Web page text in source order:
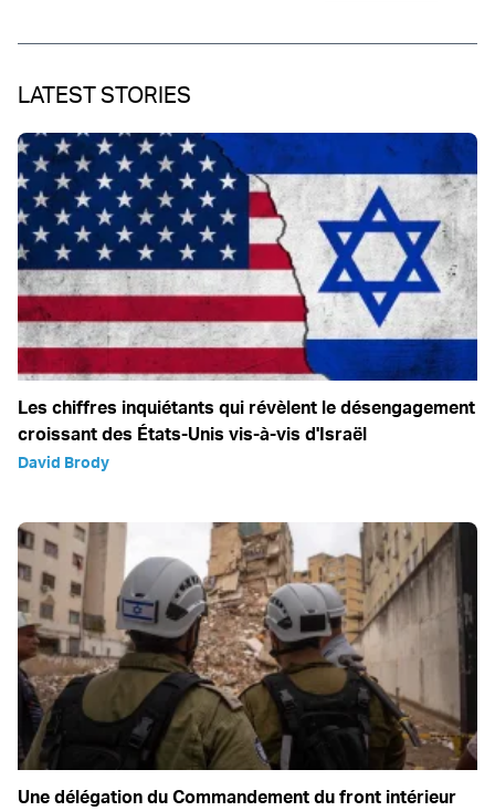
LATEST STORIES
Les chiffres inquiétants qui révèlent le désengagement
croissant des États-Unis vis-à-vis d'Israël
David Brody
Une délégation du Commandement du front intérieur